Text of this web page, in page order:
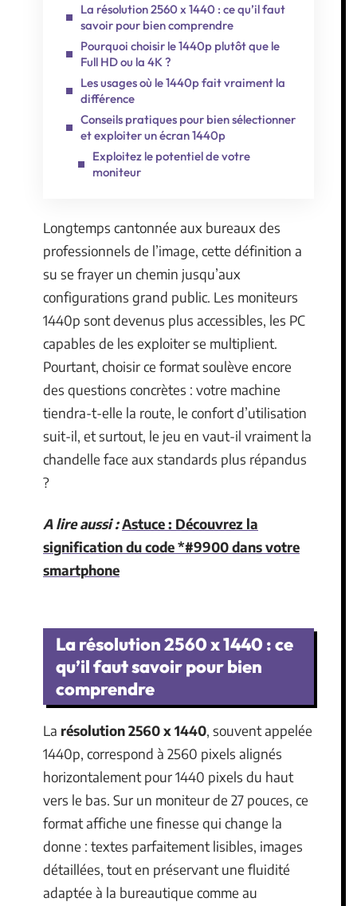
La résolution 2560 x 1440 : ce qu’il faut
savoir pour bien comprendre
Pourquoi choisir le 1440p plutôt que le
Full HD ou la 4K ?
Les usages où le 1440p fait vraiment la
différence
Conseils pratiques pour bien sélectionner
et exploiter un écran 1440p
Exploitez le potentiel de votre
moniteur
Longtemps cantonnée aux bureaux des
professionnels de l’image, cette définition a
su se frayer un chemin jusqu’aux
configurations grand public. Les moniteurs
1440p sont devenus plus accessibles, les PC
capables de les exploiter se multiplient.
Pourtant, choisir ce format soulève encore
des questions concrètes : votre machine
tiendra-t-elle la route, le confort d’utilisation
suit-il, et surtout, le jeu en vaut-il vraiment la
chandelle face aux standards plus répandus
?
A lire aussi :Astuce : Découvrez la
signification du code *#9900 dans votre
smartphone
La résolution 2560 x 1440 : ce
qu’il faut savoir pour bien
comprendre
La résolution 2560 x 1440, souvent appelée
1440p, correspond à 2560 pixels alignés
horizontalement pour 1440 pixels du haut
vers le bas. Sur un moniteur de 27 pouces, ce
format affiche une finesse qui change la
donne : textes parfaitement lisibles, images
détaillées, tout en préservant une fluidité
adaptée à la bureautique comme au